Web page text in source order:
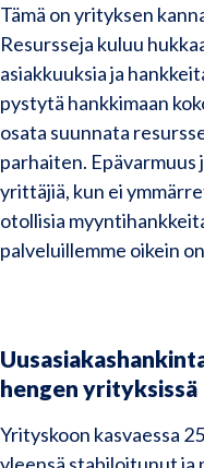
Tämä on yrityksen
Resursseja kuluu
asiakkuuksia ja
pystytä hankkimaan
osata suunnata
parhaiten.
yrittäjiä, kun ei
otollisia
palveluillemme oikein
hengen yrityksissä
Yrityskoon kasvaessa